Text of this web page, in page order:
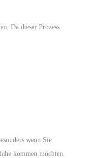
Da dieser Prozess
wenn Sie
kommen möchten.